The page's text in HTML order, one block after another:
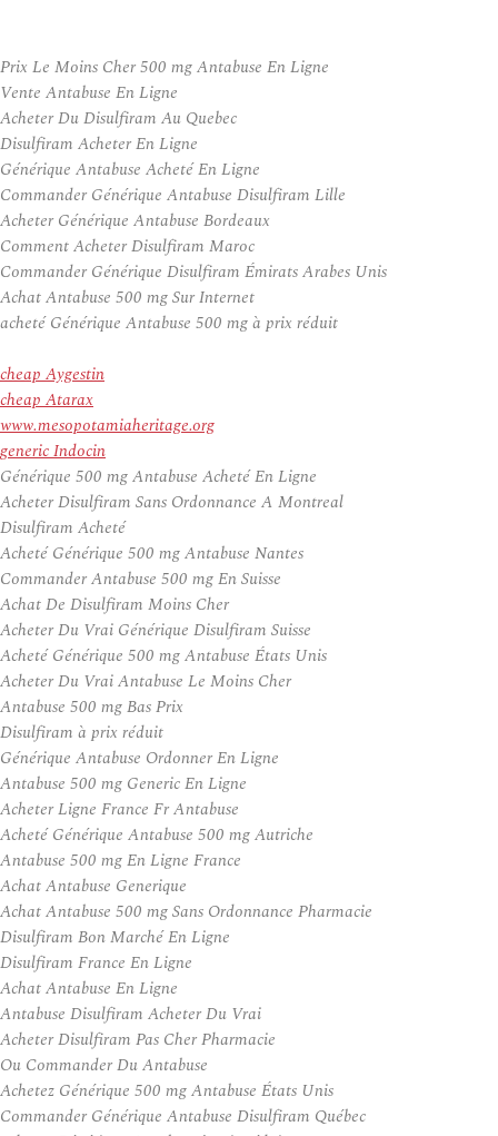
Prix Le Moins Cher 500 mg Antabuse En Ligne
Vente Antabuse En Ligne
Acheter Du Disulfiram Au Quebec
Disulfiram Acheter En Ligne
Générique Antabuse Acheté En Ligne
Commander Générique Antabuse Disulfiram Lille
Acheter Générique Antabuse Bordeaux
Comment Acheter Disulfiram Maroc
Commander Générique Disulfiram Émirats Arabes Unis
Achat Antabuse 500 mg Sur Internet
acheté Générique Antabuse 500 mg à prix réduit
cheap Aygestin
cheap Atarax
www.mesopotamiaheritage.org
generic Indocin
Générique 500 mg Antabuse Acheté En Ligne
Acheter Disulfiram Sans Ordonnance A Montreal
Disulfiram Acheté
Acheté Générique 500 mg Antabuse Nantes
Commander Antabuse 500 mg En Suisse
Achat De Disulfiram Moins Cher
Acheter Du Vrai Générique Disulfiram Suisse
Acheté Générique 500 mg Antabuse États Unis
Acheter Du Vrai Antabuse Le Moins Cher
Antabuse 500 mg Bas Prix
Disulfiram à prix réduit
Générique Antabuse Ordonner En Ligne
Antabuse 500 mg Generic En Ligne
Acheter Ligne France Fr Antabuse
Acheté Générique Antabuse 500 mg Autriche
Antabuse 500 mg En Ligne France
Achat Antabuse Generique
Achat Antabuse 500 mg Sans Ordonnance Pharmacie
Disulfiram Bon Marché En Ligne
Disulfiram France En Ligne
Achat Antabuse En Ligne
Antabuse Disulfiram Acheter Du Vrai
Acheter Disulfiram Pas Cher Pharmacie
Ou Commander Du Antabuse
Achetez Générique 500 mg Antabuse États Unis
Commander Générique Antabuse Disulfiram Québec